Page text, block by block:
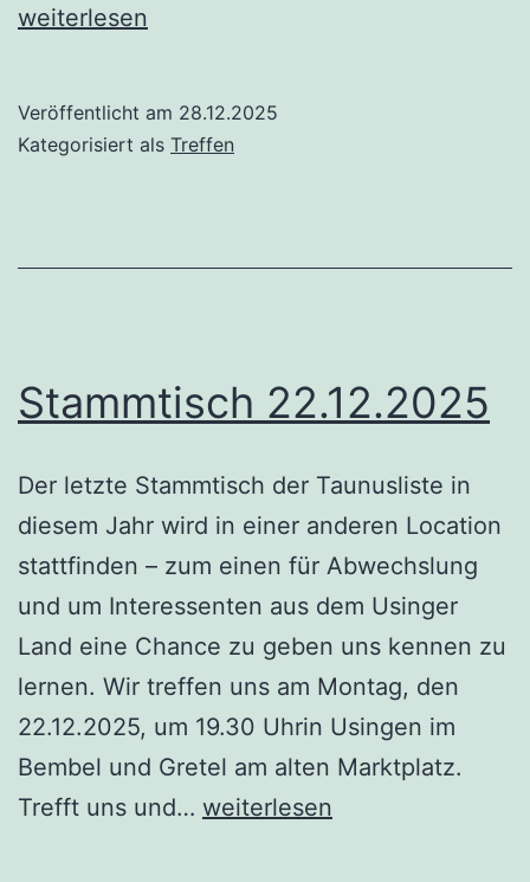
Stammtisch
Friedrichsdorf
weiterlesen
Veröffentlicht am 28.12.2025
Kategorisiert als Treffen
Stammtisch 22.12.2025
Der letzte Stammtisch der Taunusliste in
diesem Jahr wird in einer anderen Location
stattfinden – zum einen für Abwechslung
und um Interessenten aus dem Usinger
Land eine Chance zu geben uns kennen zu
lernen. Wir treffen uns am Montag, den
22.12.2025, um 19.30 Uhrin Usingen im
Bembel und Gretel am alten Marktplatz.
Trefft uns und… Stammtisch
weiterlesen